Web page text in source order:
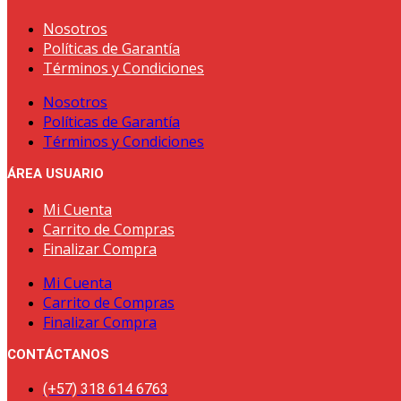
Nosotros
Políticas de Garantía
Términos y Condiciones
Nosotros
Políticas de Garantía
Términos y Condiciones
ÁREA USUARIO
Mi Cuenta
Carrito de Compras
Finalizar Compra
Mi Cuenta
Carrito de Compras
Finalizar Compra
CONTÁCTANOS
(+57) 318 614 6763